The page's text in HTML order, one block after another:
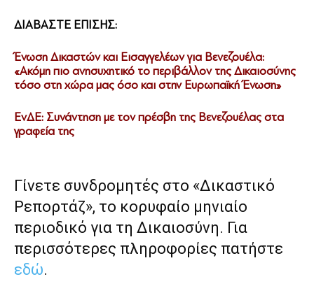
ΔΙΑΒΑΣΤΕ ΕΠΙΣΗΣ:
Ένωση Δικαστών και Εισαγγελέων για Βενεζουέλα:
«Ακόμη πιο ανησυχητικό το περιβάλλον της Δικαιοσύνης
τόσο στη χώρα μας όσο και στην Ευρωπαϊκή Ένωση»
ΕνΔΕ: Συνάντηση με τον πρέσβη της Βενεζουέλας στα
γραφεία της
Γίνετε συνδρομητές στο «Δικαστικό
Ρεπορτάζ», το κορυφαίο μηνιαίο
περιοδικό για τη Δικαιοσύνη. Για
περισσότερες πληροφορίες πατήστε
εδώ.